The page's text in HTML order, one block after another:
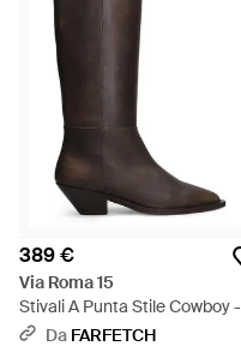
389 €
Via Roma 15
Stivali A Punta Stile Cowboy -
Marrone
Da FARFETCH